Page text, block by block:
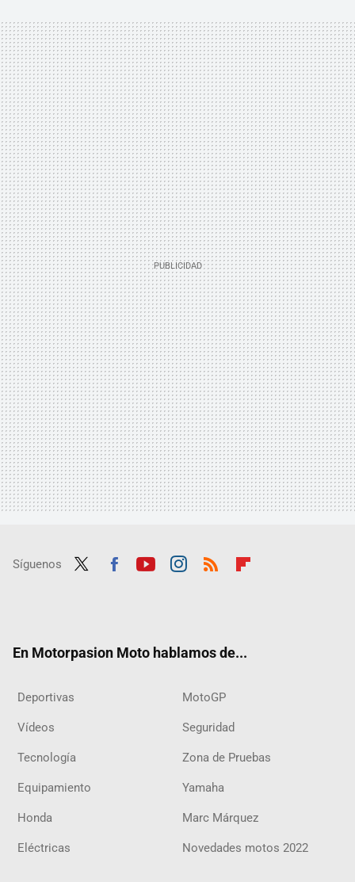
Síguenos
En Motorpasion Moto hablamos de...
Deportivas MotoGP
Vídeos Seguridad
Tecnología Zona de Pruebas
Equipamiento Yamaha
Honda Marc Márquez
Eléctricas Novedades motos 2022